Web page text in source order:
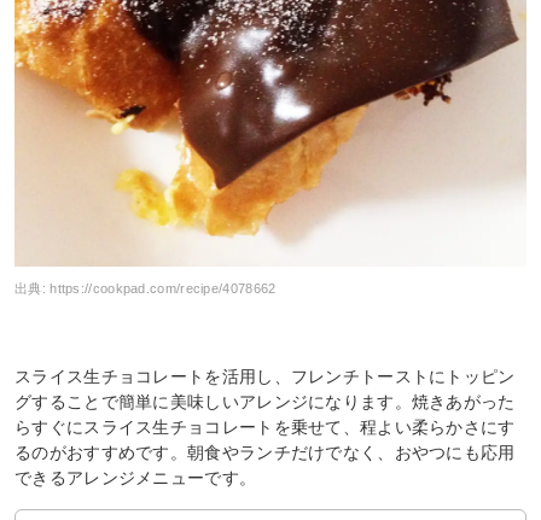
出典:https://cookpad.com/recipe/4078662
スライス生チョコレートを活用し、フレンチトーストにトッピン
グすることで簡単に美味しいアレンジになります。焼きあがった
らすぐにスライス生チョコレートを乗せて、程よい柔らかさにす
るのがおすすめです。朝食やランチだけでなく、おやつにも応用
できるアレンジメニューです。